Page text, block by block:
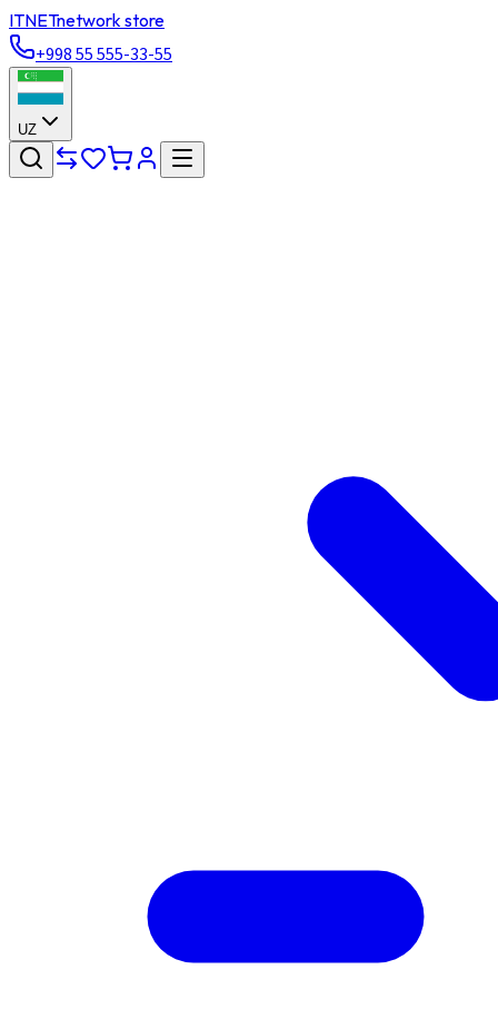
ITNETnetwork store
+998 55 555-33-55
UZ